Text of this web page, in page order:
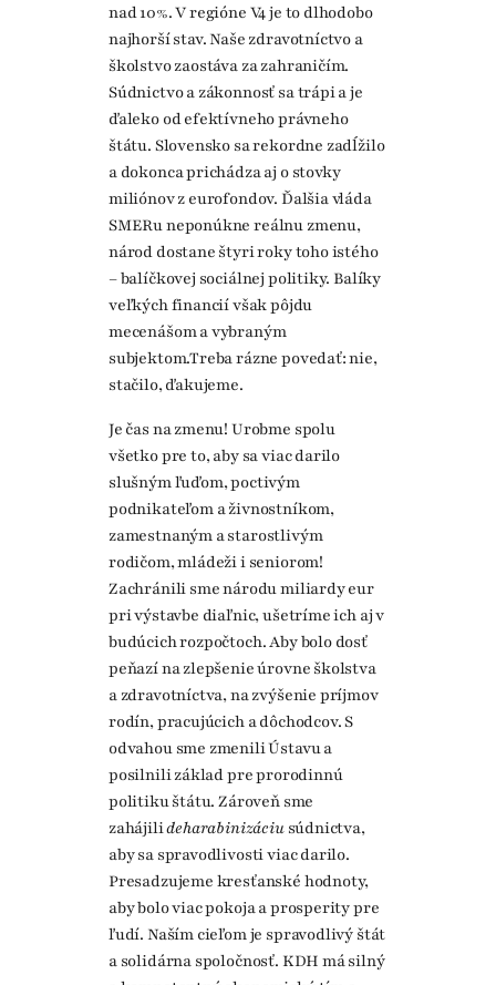
nad 10%. V regióne V4 je to dlhodobo
najhorší stav. Naše zdravotníctvo a
školstvo zaostáva za zahraničím.
Súdnictvo a zákonnosť sa trápi a je
ďaleko od efektívneho právneho
štátu. Slovensko sa rekordne zadĺžilo
a dokonca prichádza aj o stovky
miliónov z eurofondov. Ďalšia vláda
SMERu neponúkne reálnu zmenu,
národ dostane štyri roky toho istého
– balíčkovej sociálnej politiky. Balíky
veľkých financií však pôjdu
mecenášom a vybraným
subjektom.Treba rázne povedať: nie,
stačilo, ďakujeme.
Je čas na zmenu! Urobme spolu
všetko pre to, aby sa viac darilo
slušným ľuďom, poctivým
podnikateľom a živnostníkom,
zamestnaným a starostlivým
rodičom, mládeži i seniorom!
Zachránili sme národu miliardy eur
pri výstavbe diaľnic, ušetríme ich aj v
budúcich rozpočtoch. Aby bolo dosť
peňazí na zlepšenie úrovne školstva
a zdravotníctva, na zvýšenie príjmov
rodín, pracujúcich a dôchodcov. S
odvahou sme zmenili Ústavu a
posilnili základ pre prorodinnú
politiku štátu. Zároveň sme
zahájilideharabinizáciusúdnictva,
aby sa spravodlivosti viac darilo.
Presadzujeme kresťanské hodnoty,
aby bolo viac pokoja a prosperity pre
ľudí. Naším cieľom je spravodlivý štát
a solidárna spoločnosť. KDH má silný